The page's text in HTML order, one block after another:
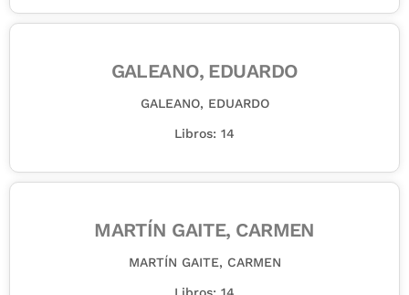
GALEANO, EDUARDO
GALEANO, EDUARDO
Libros: 14
MARTÍN GAITE, CARMEN
MARTÍN GAITE, CARMEN